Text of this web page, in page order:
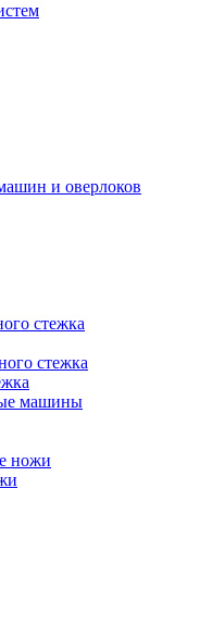
и оверлоков
стежка
стежка
машины
ножи